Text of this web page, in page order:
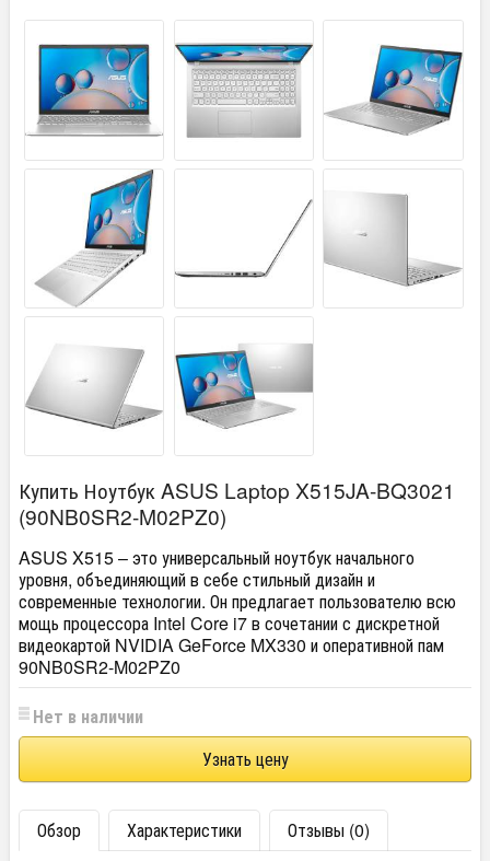
Купить Ноутбук ASUS Laptop X515JA-BQ3021
(90NB0SR2-M02PZ0)
ASUS X515 – это универсальный ноутбук начального
уровня, объединяющий в себе стильный дизайн и
современные технологии. Он предлагает пользователю всю
мощь процессора Intel Core i7 в сочетании с дискретной
видеокартой NVIDIA GeForce MX330 и оперативной пам
90NB0SR2-M02PZ0
Нет в наличии
Узнать цену
Обзор Характеристики
Отзывы (0)